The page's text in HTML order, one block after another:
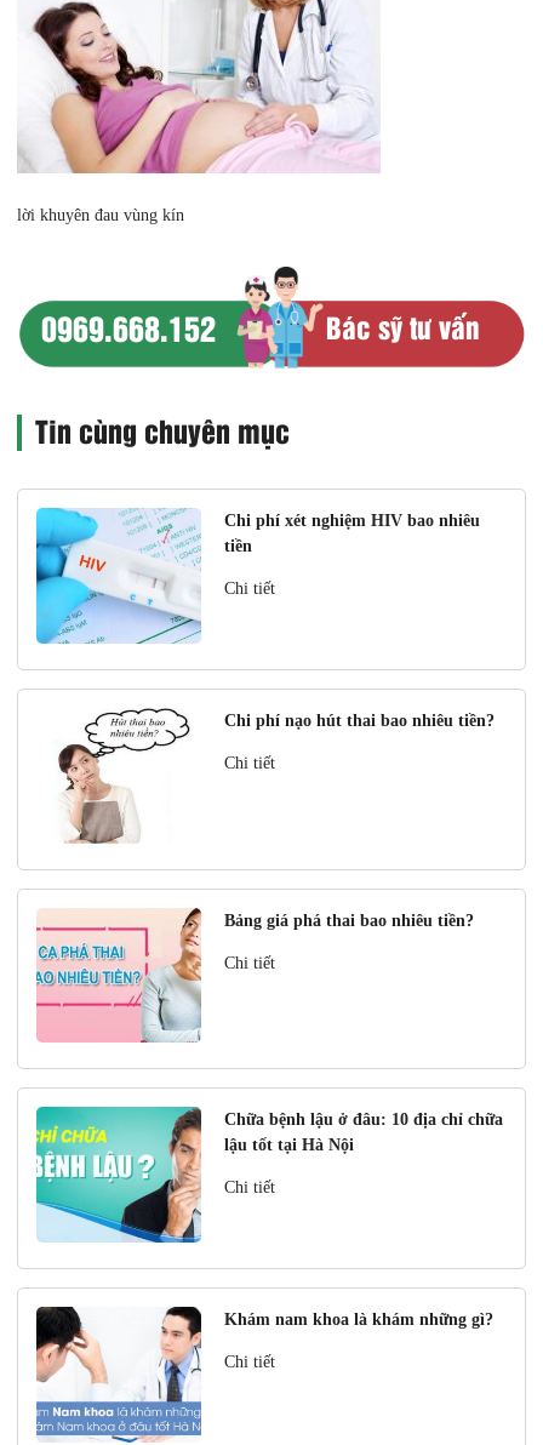
lời khuyên đau vùng kín
0969.668.152 Bác sỹ tư vấn
Tin cùng chuyên mục
Chi phí xét nghiệm HIV bao nhiêu
tiền
Chi tiết
Chi phí nạo hút thai bao nhiêu tiền?
Chi tiết
Bảng giá phá thai bao nhiêu tiền?
Chi tiết
Chữa bệnh lậu ở đâu: 10 địa chỉ chữa
lậu tốt tại Hà Nội
Chi tiết
Khám nam khoa là khám những gì?
Chi tiết